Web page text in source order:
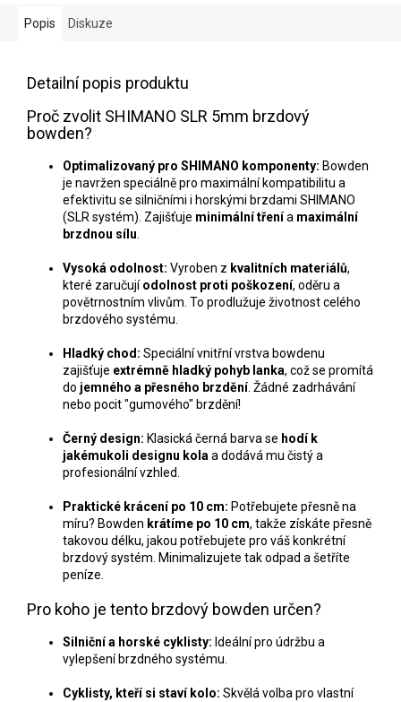
Popis Diskuze
Detailní popis produktu
Proč zvolit SHIMANO SLR 5mm brzdový
bowden?
Optimalizovaný pro SHIMANO komponenty: Bowden
je navržen speciálně pro maximální kompatibilitu a
efektivitu se silničními i horskými brzdami SHIMANO
(SLR systém). Zajišťuje minimální třenía maximální
brzdnou sílu
Vysoká odolnost: Vyroben z kvalitních materiálů,
které zaručujíodolnost proti poškození, oděru a
povětrnostním vlivům. To prodlužuje životnost celého
brzdového systému.
Hladký chod: Speciální vnitřní vrstva bowdenu
zajišťuje extrémně hladký pohyb lanka, což se promítá
do jemného a přesného brzdění. Žádné zadrhávání
nebo pocit "gumového" brzdění!
Černý design: Klasická černá barva se hodí k
jakémukoli designu kola a dodává mu čistý a
profesionální vzhled.
Praktické krácení po 10 cm: Potřebujete přesně na
míru? Bowden krátíme po 10 cm, takže získáte přesně
takovou délku, jakou potřebujete pro váš konkrétní
brzdový systém. Minimalizujete tak odpad a šetříte
peníze.
Pro koho je tento brzdový bowden určen?
Silniční a horské cyklisty: Ideální pro údržbu a
vylepšení brzdného systému.
Cyklisty, kteří si staví kolo: Skvělá volba pro vlastní